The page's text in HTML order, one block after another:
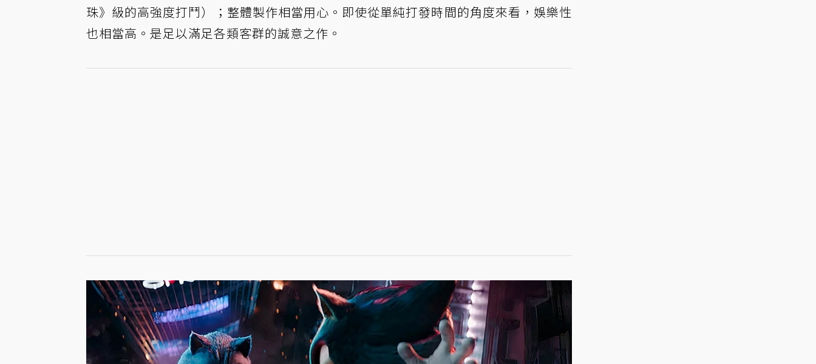
珠》級的高強度打鬥）；整體製作相當用心。即使從單純打發時間的角度來看，娛樂性
也相當高。是足以滿足各類客群的誠意之作。